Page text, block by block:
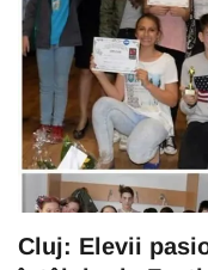
Cluj: Elevii